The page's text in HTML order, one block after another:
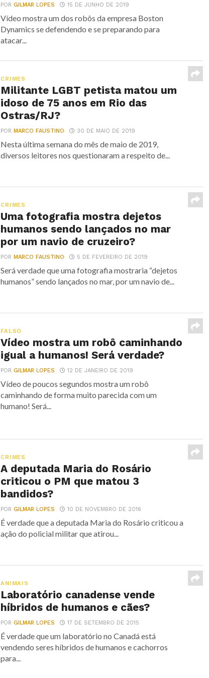
PORGILMAR LOPES 15 DE JUNHO DE 2019
Vídeo mostra um dos robôs da empresa Boston
Dynamics se defendendo e se preparando para
atacar...
CRIMES
Militante LGBT petista matou um
idoso de 75 anos em Rio das
Ostras/RJ?
PORMARCO FAUSTINO 30 DE MAIO DE 2019
Nesta última semana do mês de maio de 2019,
diversos leitores nos questionaram a respeito de...
CRIMES
Uma fotografia mostra dejetos
humanos sendo lançados no mar
por um navio de cruzeiro?
PORMARCO FAUSTINO 5 DE FEVEREIRO DE 2019
Será verdade que uma fotografia mostraria “dejetos
humanos” sendo lançados no mar, por um navio de...
FALSO
Vídeo mostra um robô caminhando
igual a humanos! Será verdade?
PORGILMAR LOPES 12 DE JANEIRO DE 2019
Vídeo de poucos segundos mostra um robô
caminhando de forma muito parecida com um
humano! Será...
CRIMES
A deputada Maria do Rosário
criticou o PM que matou 3
bandidos?
PORGILMAR LOPES 10 DE NOVEMBRO DE 2016
É verdade que a deputada Maria do Rosário criticou a
ação do policial militar que atirou...
ANIMAIS
Laboratório canadense vende
híbridos de humanos e cães?
PORGILMAR LOPES 17 DE SETEMBRO DE 2015
É verdade que um laboratório no Canadá está
vendendo seres híbridos de humanos e cachorros
para...